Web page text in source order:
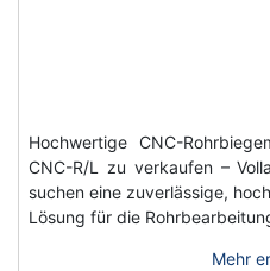
Hochwertige CNC-
CNC-R/L zu verkaufen –
suchen eine zuverlässige,
Lösung für die
Mehr